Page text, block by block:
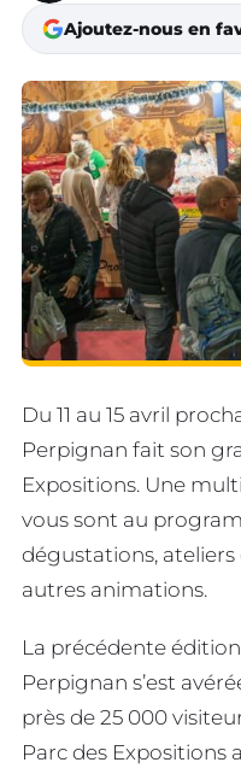
Ajoutez-nous en
Du 11 au 15 avril
Perpignan fait son
Expositions. Une
vous sont au
dégustations, ateliers
autres animations.
La précédente
Perpignan s’est
près de 25 000
Parc des Expositions